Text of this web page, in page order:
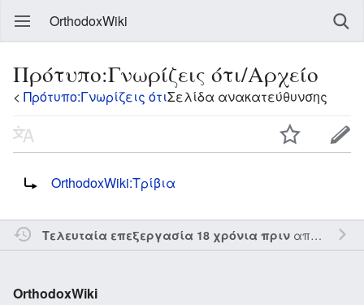
OrthodoxWiki
Πρότυπο:Γνωρίζεις ότι/Αρχείο
< Πρότυπο:Γνωρίζεις ότιΣελίδα ανακατεύθυνσης
OrthodoxWiki:Τρίβια
Τελευταία επεξεργασία 18 χρόνια πριναπό τον την
OrthodoxWiki